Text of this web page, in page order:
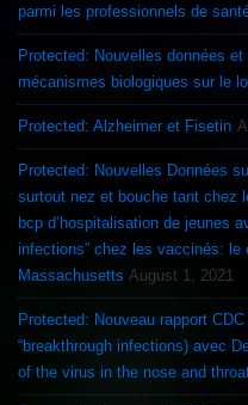
Protected: Nouvelles données
mécanismes
Protected: Alzheimer et Fisetin
Protected: Nouvelles Données
surtout nez et bouche tant chez
bcp d’hospitalisation de jeunes
infections” chez les vaccinés:
Massachusetts August 1, 2021
Protected: Nouveau rapport
“breakthrough infections) avec
of the virus in the nose and